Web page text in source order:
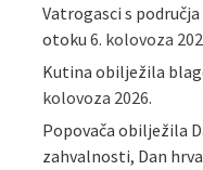
Vatrogasci s
otoku 6. kolovoza
Kutina obilježila
kolovoza 2026.
Popovača obilježila
zahvalnosti, Dan